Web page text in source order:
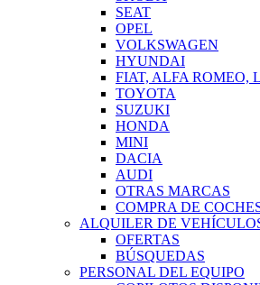
SEAT
OPEL
VOLKSWAGEN
HYUNDAI
FIAT, ALFA ROMEO,
TOYOTA
SUZUKI
HONDA
MINI
DACIA
AUDI
OTRAS MARCAS
COMPRA DE
ALQUILER DE
OFERTAS
BÚSQUEDAS
PERSONAL DEL EQUIPO